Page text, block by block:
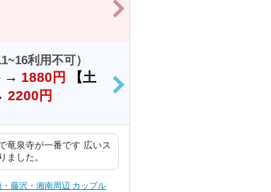
利用不可）
→ 1880円
【土
2200円 >
竜泉寺が一番です 広いス
ました。
・藤沢・湘南周辺 カップル